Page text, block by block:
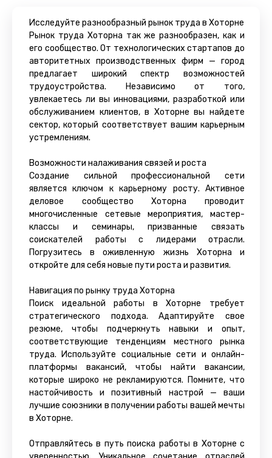
Исследуйте разнообразный рынок труда в Хоторне
Рынок труда Хоторна так же разнообразен, как и
его сообщество. От технологических стартапов до
авторитетных производственных фирм — город
предлагает широкий спектр возможностей
трудоустройства. Независимо от того,
увлекаетесь ли вы инновациями, разработкой или
обслуживанием клиентов, в Хоторне вы найдете
сектор, который соответствует вашим карьерным
устремлениям.
Возможности налаживания связей и роста
Создание сильной профессиональной сети
является ключом к карьерному росту. Активное
деловое сообщество Хоторна проводит
многочисленные сетевые мероприятия, мастер-
классы и семинары, призванные связать
соискателей работы с лидерами отрасли.
Погрузитесь в оживленную жизнь Хоторна и
откройте для себя новые пути роста и развития.
Навигация по рынку труда Хоторна
Поиск идеальной работы в Хоторне требует
стратегического подхода. Адаптируйте свое
резюме, чтобы подчеркнуть навыки и опыт,
соответствующие тенденциям местного рынка
труда. Используйте социальные сети и онлайн-
платформы вакансий, чтобы найти вакансии,
которые широко не рекламируются. Помните, что
настойчивость и позитивный настрой — ваши
лучшие союзники в получении работы вашей мечты
в Хоторне.
Отправляйтесь в путь поиска работы в Хоторне с